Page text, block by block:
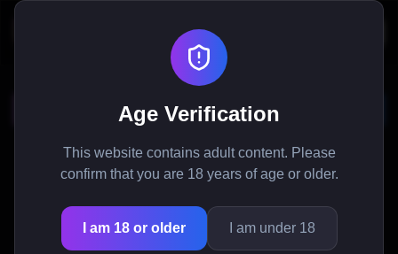
Age Verification
This website contains adult content. Please
confirm that you are 18 years of age or older.
I am 18 or older I am under 18
حليب الأشباح
اكتشف أسرار منتصف الليل في هذه اللعبة المثيرة
للمغامرات الخاصة بالبالغين، وابدأ رحلة مليئة بالمفاجآت